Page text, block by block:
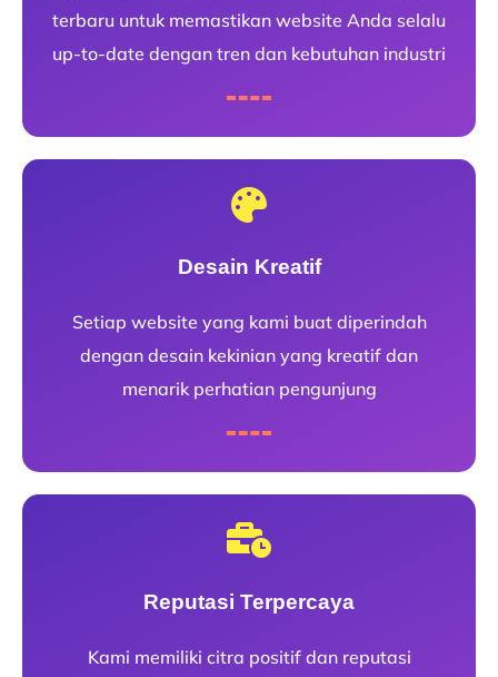
terbaru untuk memastikan website Anda selalu
up-to-date dengan tren dan kebutuhan industri
Desain Kreatif
Setiap website yang kami buat diperindah
dengan desain kekinian yang kreatif dan
menarik perhatian pengunjung
Reputasi Terpercaya
Kami memiliki citra positif dan reputasi